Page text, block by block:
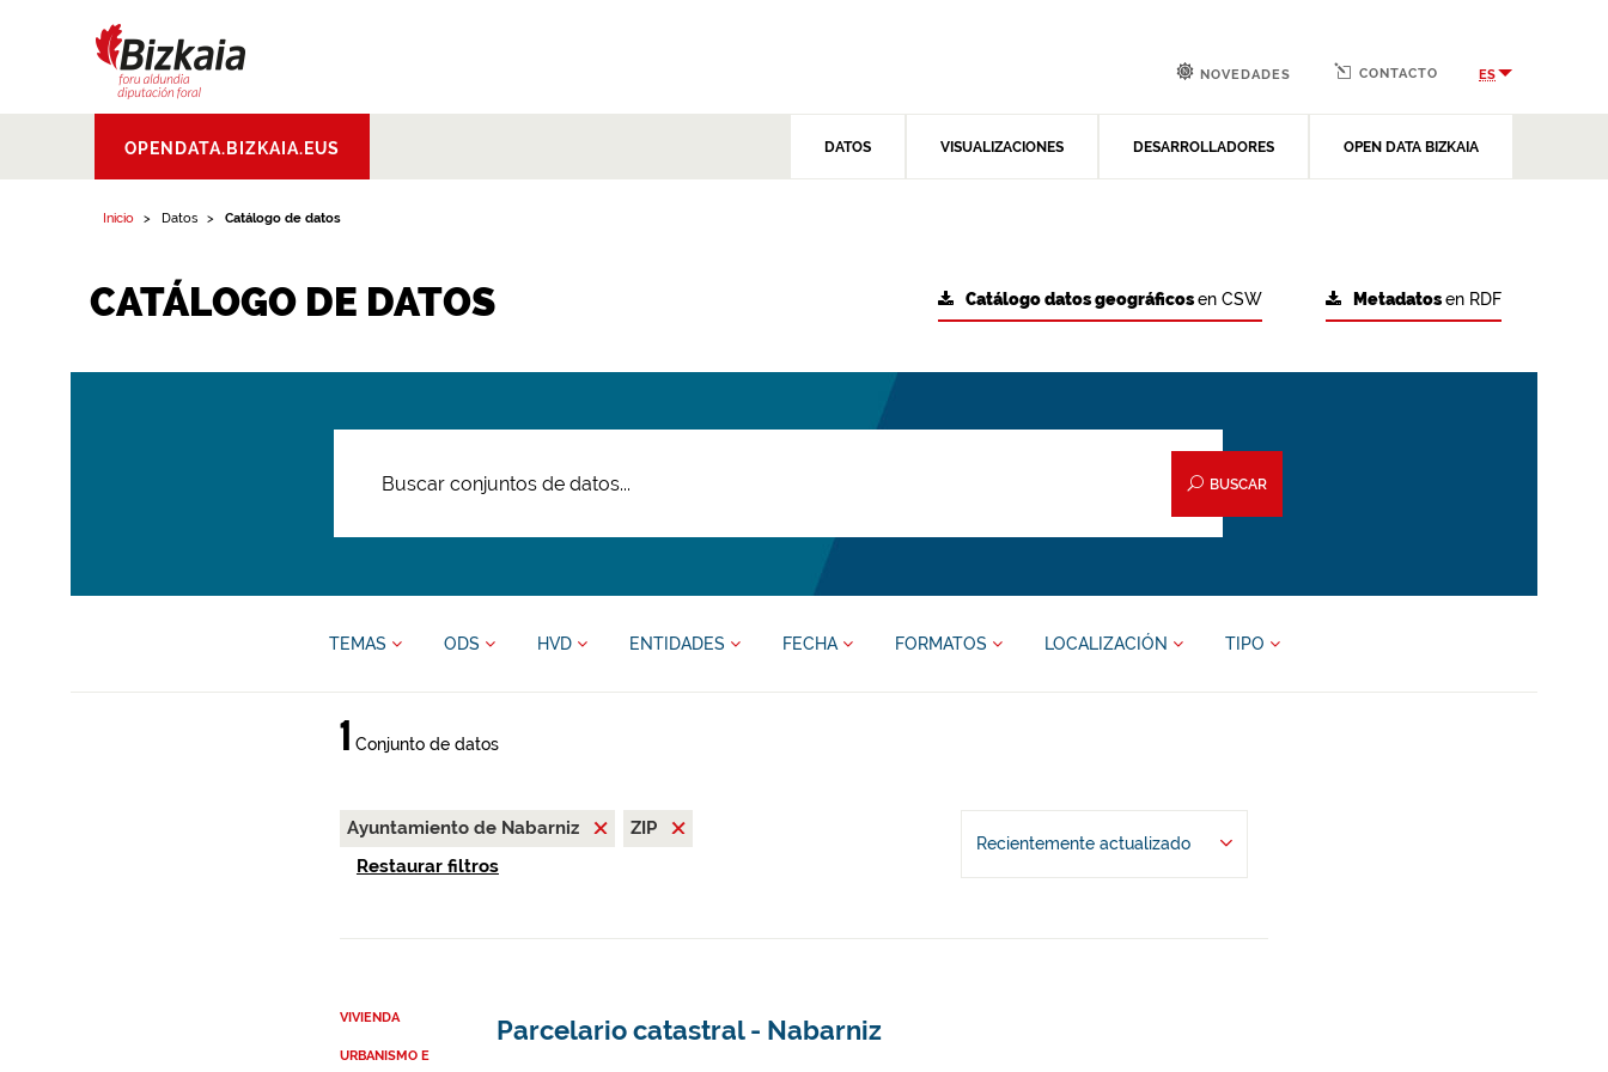
Aldundia.Diputacion
Foral de Bizkaia
OPENDATA.BIZKAIA.EUS DATOS VISUALIZACIONES DESARROLLADORES OPEN DATA BIZKAIA
NOVEDADES CONTACTO ES
Inicio Datos Catálogo de datos
CATÁLOGO DE DATOS Metadatosen RDF
Catálogo datos geográficosen CSW
BUSCAR
TEMAS ODS HVD ENTIDADES FECHA FORMATOS LOCALIZACIÓN TIPO
1 Conjunto de datos
Ayuntamiento de Nabarniz
ZIP
Restaurar filtros
Recientemente actualizado
VIVIENDA
URBANISMO E
Parcelario catastral - Nabarniz